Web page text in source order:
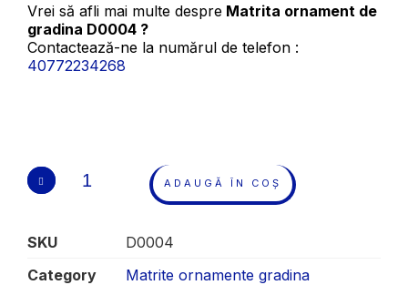
Vrei să afli mai multe despre Matrita ornament de
gradina D0004 ?
Contactează-ne la numărul de telefon :
40772234268
ADAUGĂ ÎN COȘ
SKU
D0004
Category
Matrite ornamente gradina